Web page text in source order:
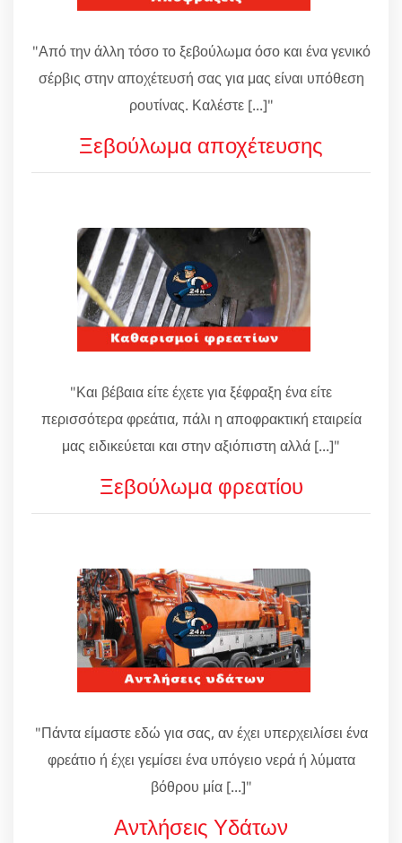
"Από την άλλη τόσο το ξεβούλωμα όσο και ένα γενικό
σέρβις στην αποχέτευσή σας για μας είναι υπόθεση
ρουτίνας. Καλέστε [...]"
Ξεβούλωμα αποχέτευσης
"Και βέβαια είτε έχετε για ξέφραξη ένα είτε
περισσότερα φρεάτια, πάλι η αποφρακτική εταιρεία
μας ειδικεύεται και στην αξιόπιστη αλλά [...]"
Ξεβούλωμα φρεατίου
"Πάντα είμαστε εδώ για σας, αν έχει υπερχειλίσει ένα
φρεάτιο ή έχει γεμίσει ένα υπόγειο νερά ή λύματα
βόθρου μία [...]"
Αντλήσεις Υδάτων